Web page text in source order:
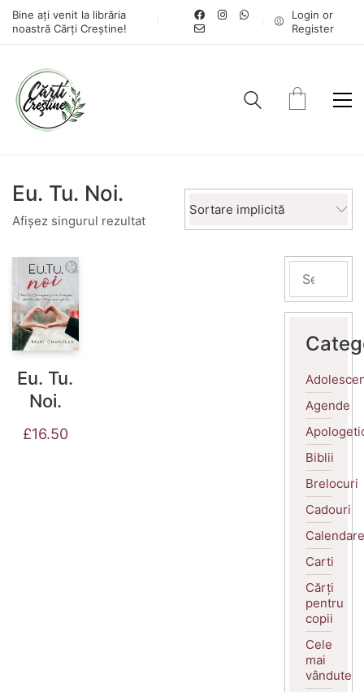
Bine ați venit la librăria
noastră Cărți Creștine!
Login or
Register
Eu. Tu. Noi.
Afișez singurul rezultat
Sortare implicită
Eu. Tu.
Noi.
£16.50
Agende
Biblii
Brelocuri
Cadouri
Calendare
Carti
Cărți
pentru
copii
Cele
mai
vândute